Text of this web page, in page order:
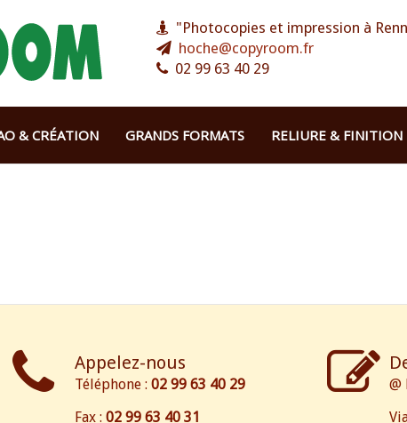
"Photocopies et impression à
hoche@copyroom.fr
02 99 63 40 29
& CRÉATION GRANDS FORMATS RELIURE & FINITION
Appelez-nous
Téléphone :02 99 63 40 29
Fax :02 99 63 40 31
@